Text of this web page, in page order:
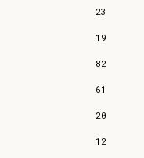
23
19
82
61
20
12